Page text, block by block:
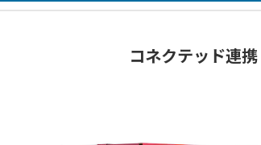
コネクテッド連携